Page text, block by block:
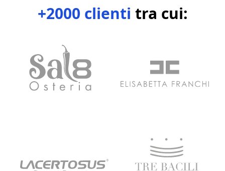
+2000 clienti tra cui: